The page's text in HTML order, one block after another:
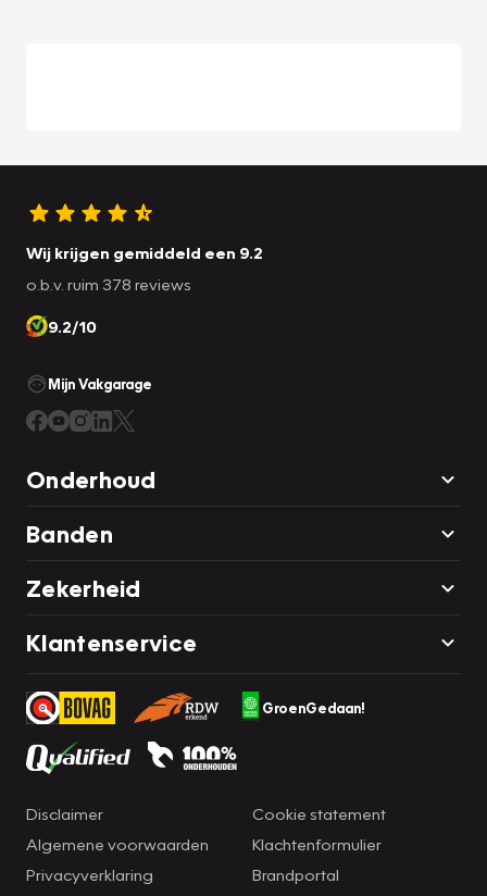
Wij krijgen gemiddeld een 9.2
o.b.v. ruim 378 reviews
9.2/10
Mijn Vakgarage
Onderhoud
Banden
Zekerheid
Klantenservice
GroenGedaan!
Disclaimer
Algemene voorwaarden
Privacyverklaring
Cookie statement
Klachtenformulier
Brandportal